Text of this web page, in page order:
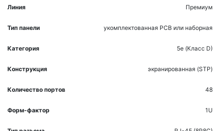
Линия Премиум
Тип панели укомплектованная PCB или наборная
Категория 5e (Класс D)
Конструкция экранированная (STP)
Количество портов 48
Форм-фактор 1U